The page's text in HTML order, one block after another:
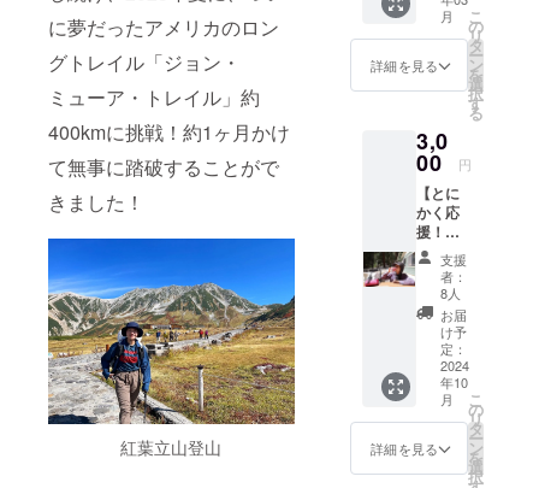
に夢だったアメリカのロン
グトレイル「ジョン・
ミューア・トレイル」約
400kmに挑戦！約1ヶ月かけ
て無事に踏破することがで
きました！
紅葉立山登山
ルに挑戦す
る。
2019年 テ
2020年 北
アルプス縦
走にはまる
2020年 日
本のトレイ
ルを歩く
（あまとみ
トレイル、
石鎚ロング
トレイル、
みちのく潮
風トレイル
名前を
ご記入
くださ
い。 ※
名前に
はふり
表記も
お願い
いたし
ます。
※instag
ramタ
グ付ご
希望の
場合
は、@
アカウ
ント名
を記入
してく
データ
と感謝
のメッ
セージ
送りし
ます。
一眼レ
フを購
入した
ので頑
張って
撮影し
ます！
自然の
風景を
収める
のでPC
のデス
クトッ
プなど
にご活
月
詳細を見る
こ
の
リ
タ
ー
ン
を
選
択
す
る
3,0
00 円
【とに
かく応
援！
3,000円
コー
ス】 海
外への
挑戦と
はおも
しろ
い！と
にかく
支援す
る！！
という
支援
者：
8人
お届
け予
定：
2024
年10
月
詳細を見る
こ
の
リ
タ
ー
ン
を
選
択